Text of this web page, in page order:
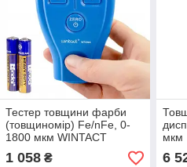
Тестер товщини фарби
(товщиномір) Fe/nFe, 0-
1800 мкм WINTACT
WT200A
1 058₴
мкм
6